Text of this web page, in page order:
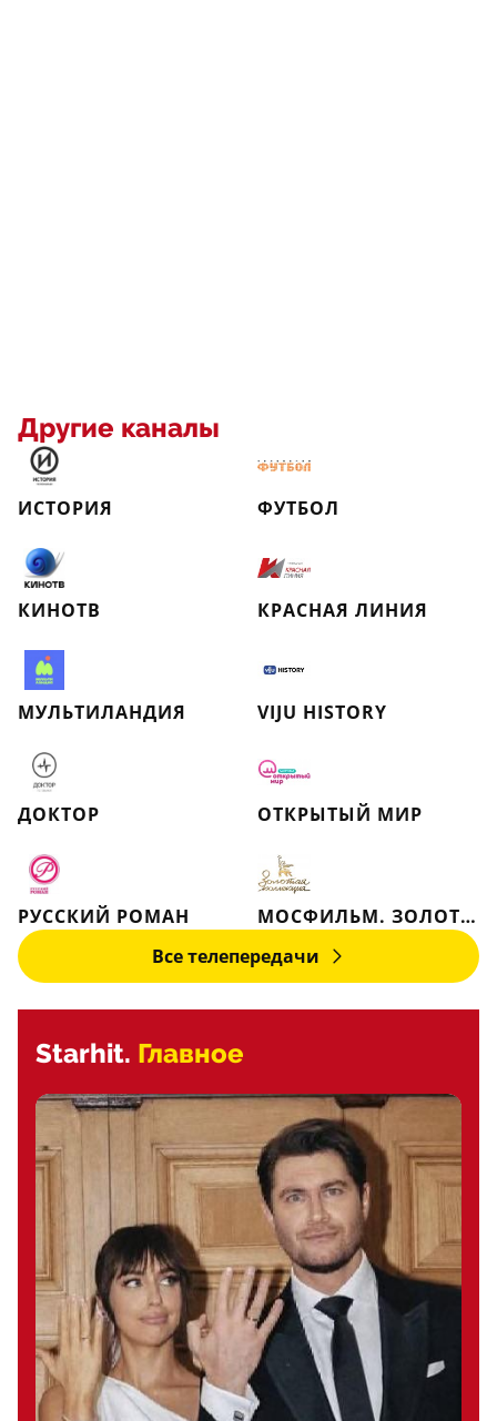
Другие каналы
ИСТОРИЯ ФУТБОЛ
КИНОТВ КРАСНАЯ ЛИНИЯ
МУЛЬТИЛАНДИЯ VIJU HISTORY
ДОКТОР ОТКРЫТЫЙ МИР
РУССКИЙ РОМАН
МОСФИЛЬМ. ЗОЛОТАЯ КОЛЛЕКЦИЯ
Все телепередачи
Starhit. Главное